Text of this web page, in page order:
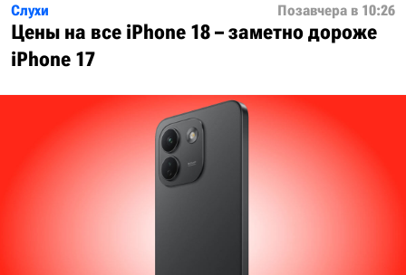
Слухи Позавчера в 10:26
Цены на все iPhone 18 – заметно дороже
iPhone 17